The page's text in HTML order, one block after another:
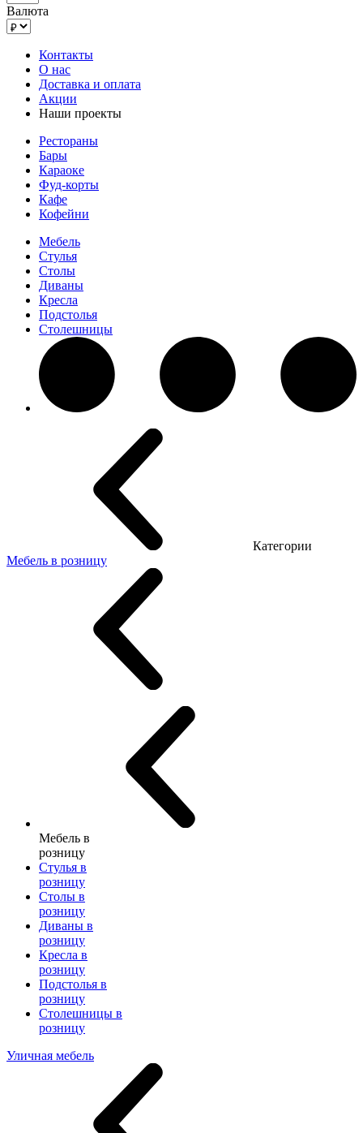
Валюта
Контакты
О нас
Доставка и оплата
Акции
Наши проекты
Рестораны
Бары
Караоке
Фуд-корты
Кафе
Кофейни
Мебель
Стулья
Столы
Диваны
Кресла
Подстолья
Столешницы
Категории
Мебель в розницу
Мебель в
розницу
Стулья в
розницу
Столы в
розницу
Диваны в
розницу
Кресла в
розницу
Подстолья в
розницу
Столешницы в
розницу
Уличная мебель